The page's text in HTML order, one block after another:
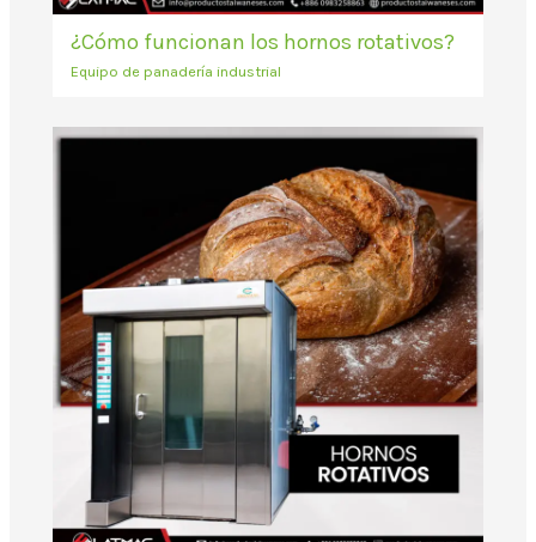
¿Cómo funcionan los hornos rotativos?
Equipo de panadería industrial